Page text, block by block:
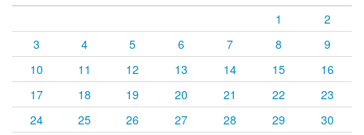
1
2
3
4 5 6 7 8
9
10
11 12 13 14 15
16
17
18 19 20 21 22
23
24
25 26 27 28 29
30